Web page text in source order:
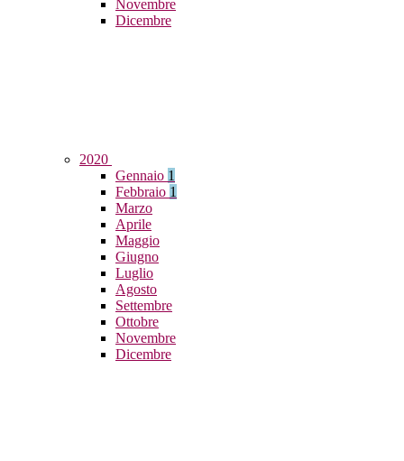
Novembre
Dicembre
2020
Gennaio 1
Febbraio 1
Marzo
Aprile
Maggio
Giugno
Luglio
Agosto
Settembre
Ottobre
Novembre
Dicembre